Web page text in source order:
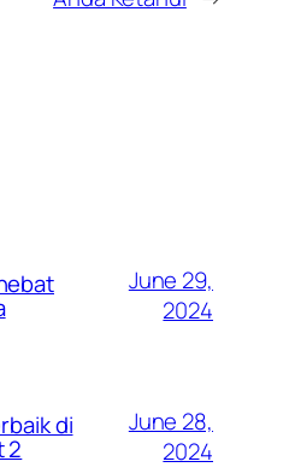
June 29,
2024
di
2
June 28,
2024